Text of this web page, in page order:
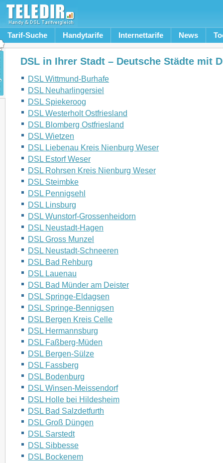
Tarif-Suche Handytarife Internettarife News
DSL in Ihrer Stadt – Deutsche Städte mit
DSL Wittmund-Burhafe
DSL Neuharlingersiel
DSL Spiekeroog
DSL Westerholt Ostfriesland
DSL Blomberg Ostfriesland
DSL Wietzen
DSL Liebenau Kreis Nienburg Weser
DSL Estorf Weser
DSL Rohrsen Kreis Nienburg Weser
DSL Steimbke
DSL Pennigsehl
DSL Linsburg
DSL Wunstorf-Grossenheidorn
DSL Neustadt-Hagen
DSL Gross Munzel
DSL Neustadt-Schneeren
DSL Bad Rehburg
DSL Lauenau
DSL Bad Münder am Deister
DSL Springe-Eldagsen
DSL Springe-Bennigsen
DSL Bergen Kreis Celle
DSL Hermannsburg
DSL Faßberg-Müden
DSL Bergen-Sülze
DSL Fassberg
DSL Bodenburg
DSL Winsen-Meissendorf
DSL Holle bei Hildesheim
DSL Bad Salzdetfurth
DSL Groß Düngen
DSL Sarstedt
DSL Sibbesse
DSL Bockenem